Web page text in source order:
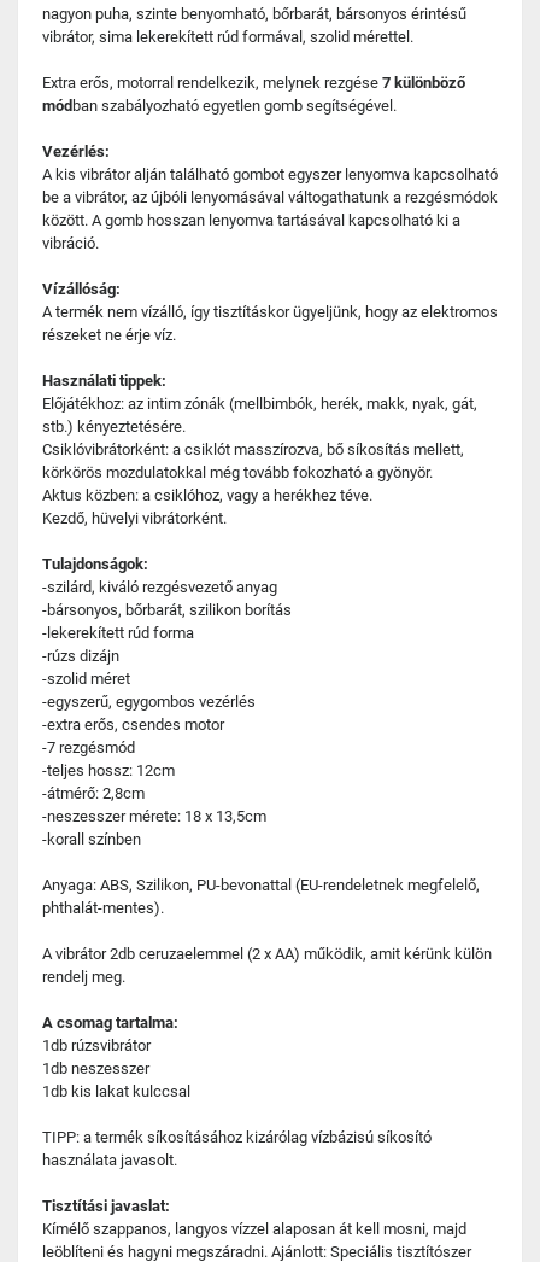
nagyon puha, szinte benyomható, bőrbarát, bársonyos érintésű
vibrátor, sima lekerekített rúd formával, szolid mérettel.
Extra erős, motorral rendelkezik, melynek rezgése 7 különböző
mód ban szabályozható egyetlen gomb segítségével.
Vezérlés:
A kis vibrátor alján található gombot egyszer lenyomva kapcsolható
be a vibrátor, az újbóli lenyomásával váltogathatunk a rezgésmódok
között. A gomb hosszan lenyomva tartásával kapcsolható ki a
vibráció.
Vízállóság:
A termék nem vízálló, így tisztításkor ügyeljünk, hogy az elektromos
részeket ne érje víz.
Használati tippek:
Előjátékhoz: az intim zónák (mellbimbók, herék, makk, nyak, gát,
stb.) kényeztetésére.
Csiklóvibrátorként: a csiklót masszírozva, bő síkosítás mellett,
körkörös mozdulatokkal még tovább fokozható a gyönyör.
Aktus közben: a csiklóhoz, vagy a herékhez téve.
Kezdő, hüvelyi vibrátorként.
Tulajdonságok:
-szilárd, kiváló rezgésvezető anyag
-bársonyos, bőrbarát, szilikon borítás
-lekerekített rúd forma
-rúzs dizájn
-szolid méret
-egyszerű, egygombos vezérlés
-extra erős, csendes motor
-7 rezgésmód
-teljes hossz: 12cm
-átmérő: 2,8cm
-neszesszer mérete: 18 x 13,5cm
-korall színben
Anyaga: ABS, Szilikon, PU-bevonattal (EU-rendeletnek megfelelő,
phthalát-mentes).
A vibrátor 2db ceruzaelemmel (2 x AA) működik, amit kérünk külön
rendelj meg.
A csomag tartalma:
1db rúzsvibrátor
1db neszesszer
1db kis lakat kulccsal
TIPP: a termék síkosításához kizárólag vízbázisú síkosító
használata javasolt.
Tisztítási javaslat:
Kímélő szappanos, langyos vízzel alaposan át kell mosni, majd
leöblíteni és hagyni megszáradni. Ajánlott: Speciális tisztítószer